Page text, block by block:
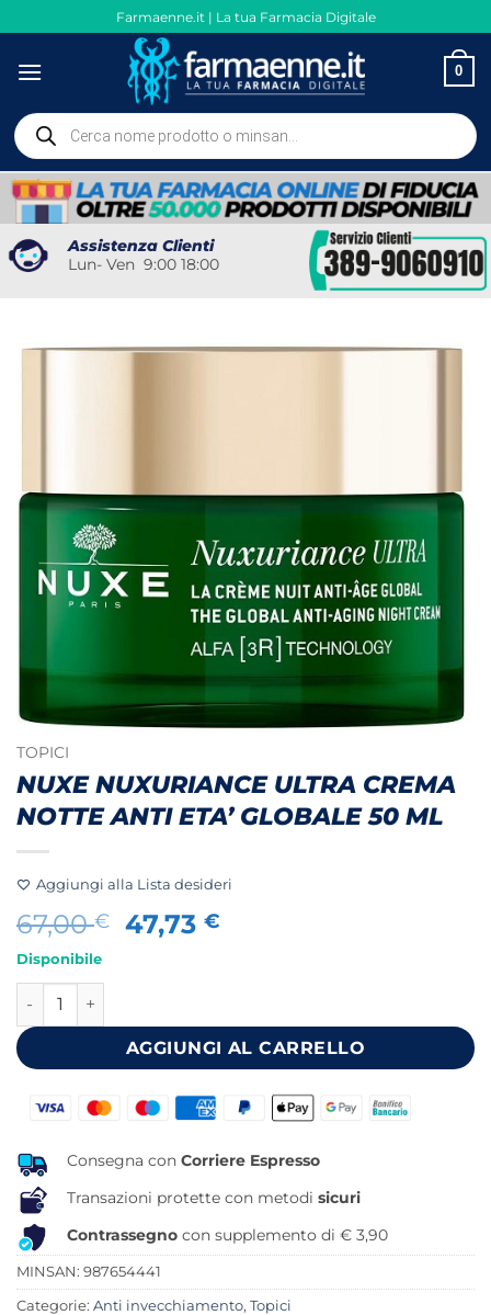
ai
contenuti
Farmaenne.it | La tua Farmacia Digitale
0
Ricerca
prodotti
Assistenza Clienti
Lun- Ven 9:00 18:00
TOPICI
NUXE NUXURIANCE ULTRA CREMA
NOTTE ANTI ETA’ GLOBALE 50 ML
Aggiungi alla Lista desideri
67,00€
Il
67,00 €.
47,73€
47,73 €.
Disponibile
NUXE NUXURIANCE ULTRA CREMA NOTTE ANTI ETA'
AGGIUNGI AL CARRELLO
Consegna con Corriere Espresso
Transazioni protette con metodi sicuri
Contrassegno con supplemento di € 3,90
MINSAN: 987654441
Categorie: Anti invecchiamento, Topici